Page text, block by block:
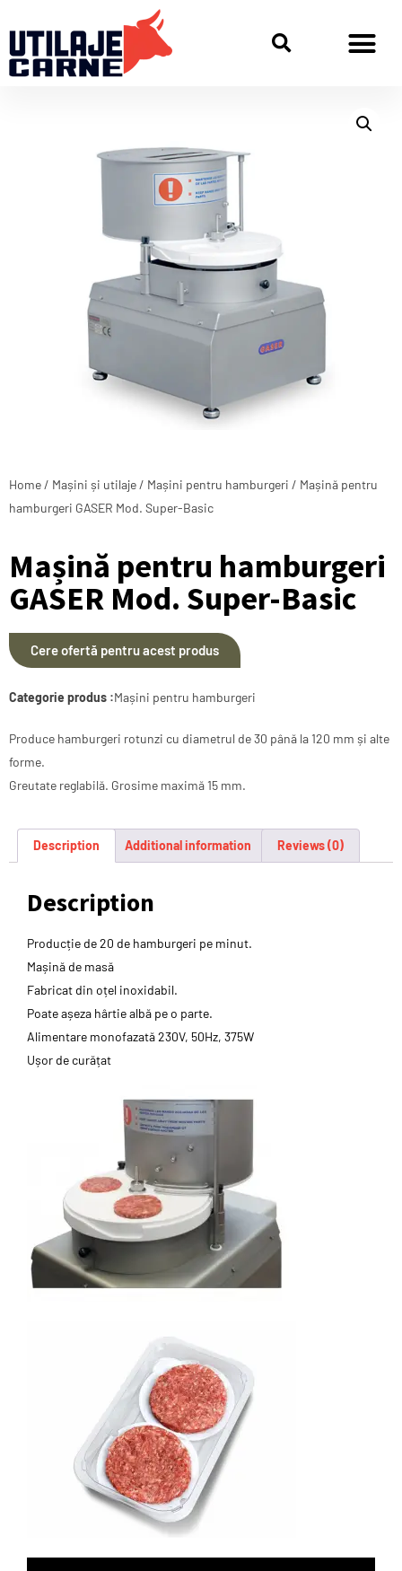
Home/ Mașini și utilaje/ Mașini pentru hamburgeri / Mașină pentru
hamburgeri GASER Mod. Super-Basic
Mașină pentru hamburgeri
GASER Mod. Super-Basic
Cere ofertă pentru acest produs
Categorie produs :Mașini pentru hamburgeri
Produce hamburgeri rotunzi cu diametrul de 30 până la 120 mm și alte
forme.
Greutate reglabilă. Grosime maximă 15 mm.
Description Additional information Reviews (0)
Description
Producție de 20 de hamburgeri pe minut.
Mașină de masă
Fabricat din oțel inoxidabil.
Poate așeza hârtie albă pe o parte.
Alimentare monofazată 230V, 50Hz, 375W
Ușor de curățat